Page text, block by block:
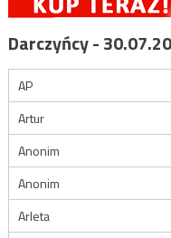
Darczyńcy -
AP
Artur
Anonim
Anonim
Arleta